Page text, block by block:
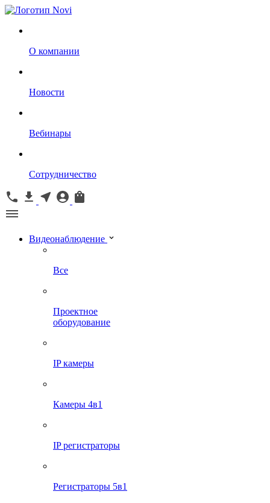
О компании
Новости
Вебинары
Сотрудничество
Видеонаблюдение
Все
Проектное
оборудование
IP камеры
Камеры 4в1
IP регистраторы
Регистраторы 5в1